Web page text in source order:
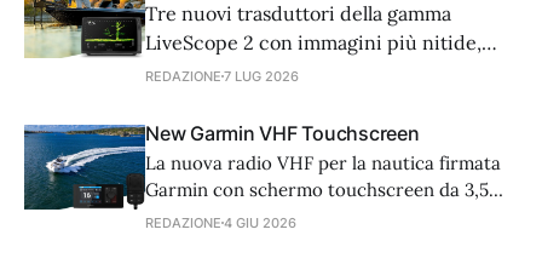
Tre nuovi trasduttori della gamma
LiveScope 2 con immagini più nitide,
installazione semplificata senza black box
trasmissione fuori dall’acqua.
REDAZIONE 7 LUG 2026
New Garmin VHF Touchscreen
La nuova radio VHF per la nautica firmata
Garmin con schermo touchscreen da 3,5
pollici a colori e AIS integrato in
REDAZIONE 4 GIU 2026